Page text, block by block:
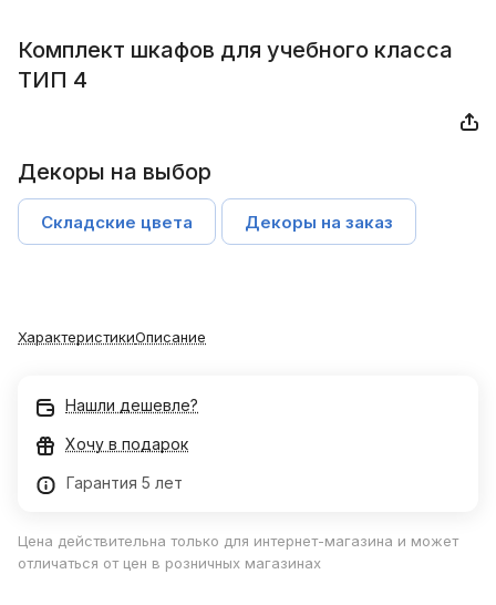
Комплект шкафов для учебного класса
ТИП 4
Декоры на выбор
Складские цвета Декоры на заказ
ХарактеристикиОписание
Нашли дешевле?
Хочу в подарок
Гарантия 5 лет
Цена действительна только для интернет-магазина и может
отличаться от цен в розничных магазинах